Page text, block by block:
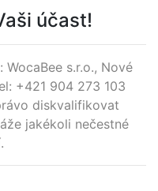
účast!
s.r.o., Nové
+421 904 273 103
diskvalifikovat
jakékoli nečestné